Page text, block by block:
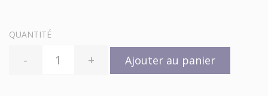
QUANTITÉ
- + Ajouter au panier